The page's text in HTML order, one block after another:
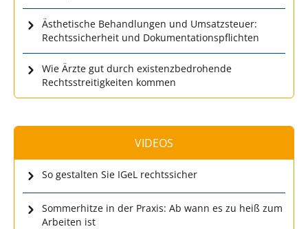
Ästhetische Behandlungen und Umsatzsteuer:
Rechtssicherheit und Dokumentationspflichten
Wie Ärzte gut durch existenzbedrohende
Rechtsstreitigkeiten kommen
VIDEOS
So gestalten Sie IGeL rechtssicher
Sommerhitze in der Praxis: Ab wann es zu heiß zum
Arbeiten ist